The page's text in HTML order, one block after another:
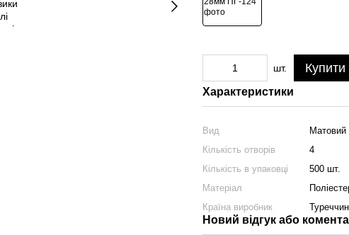
шт. Купити
Характеристики
Вид
Матовий
Кількість отворів
4
Кількість в упаковці
500 шт.
Матеріал
Країна виробник
Новий відгук або